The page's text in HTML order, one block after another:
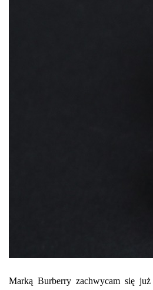
Marką Burberry zachwycam się